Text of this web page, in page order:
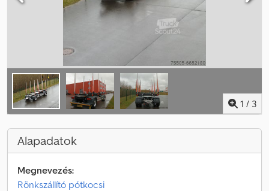
1 / 3
Alapadatok
Megnevezés:
Rönkszállító pótkocsi